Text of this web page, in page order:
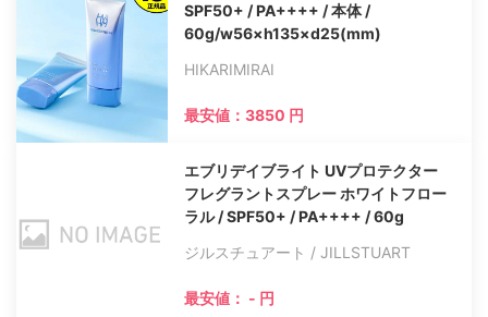
SPF50+ / PA++++ / 本体 /
60g/w56×h135×d25(mm)
HIKARIMIRAI
最安値：3850 円
エブリデイブライト UVプロテクター
フレグラントスプレー ホワイトフロー
ラル / SPF50+ / PA++++ / 60g
ジルスチュアート / JILLSTUART
最安値： - 円